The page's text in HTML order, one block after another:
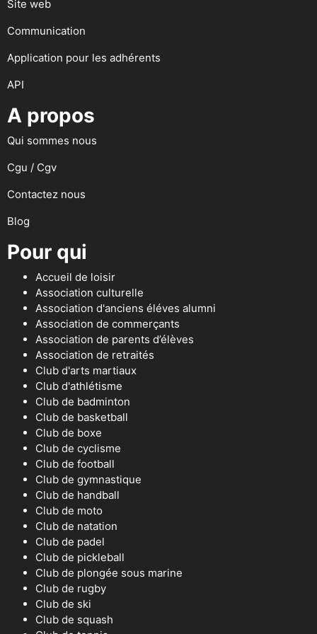
Site web
Communication
Application pour les adhérents
API
A propos
Qui sommes nous
Cgu / Cgv
Contactez nous
Blog
Pour qui
Accueil de loisir
Association culturelle
Association d'anciens éléves alumni
Association de commerçants
Association de parents d’élèves
Association de retraités
Club d'arts martiaux
Club d'athlétisme
Club de badminton
Club de basketball
Club de boxe
Club de cyclisme
Club de football
Club de gymnastique
Club de handball
Club de moto
Club de natation
Club de padel
Club de pickleball
Club de plongée sous marine
Club de rugby
Club de ski
Club de squash